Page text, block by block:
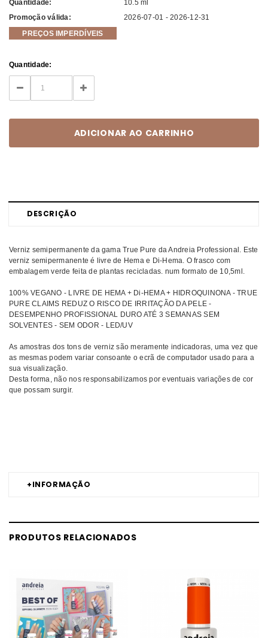
Quantidade:
10.5 ml
Promoção válida:
2026-07-01 - 2026-12-31
PREÇOS IMPERDÍVEIS
Current
Stock:
Quantidade:
DECREASE
QUANTITY:
INCREASE
QUANTITY:
DESCRIÇÃO
+INFORMAÇÃO
Verniz semipermanente da gama True Pure da Andreia Professional. Este
verniz semipermanente é livre de Hema e Di-Hema. O frasco com
embalagem verde feita de plantas recicladas. num formato de 10,5ml.
100% VEGANO - LIVRE DE HEMA + Di-HEMA + HIDROQUINONA - TRUE
PURE CLAIMS REDUZ O RISCO DE IRRITAÇÃO DA PELE -
DESEMPENHO PROFISSIONAL DURO ATÉ 3 SEMANAS SEM
SOLVENTES - SEM ODOR - LED/UV
As amostras dos tons de verniz são meramente indicadoras, uma vez que
as mesmas podem variar consoante o ecrã de computador usado para a
sua visualização.
Desta forma, não nos responsabilizamos por eventuais variações de cor
que possam surgir.
PRODUTOS RELACIONADOS